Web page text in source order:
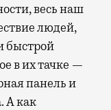
весь наш
людей,
быстрой
в их тачке —
панель и
А как